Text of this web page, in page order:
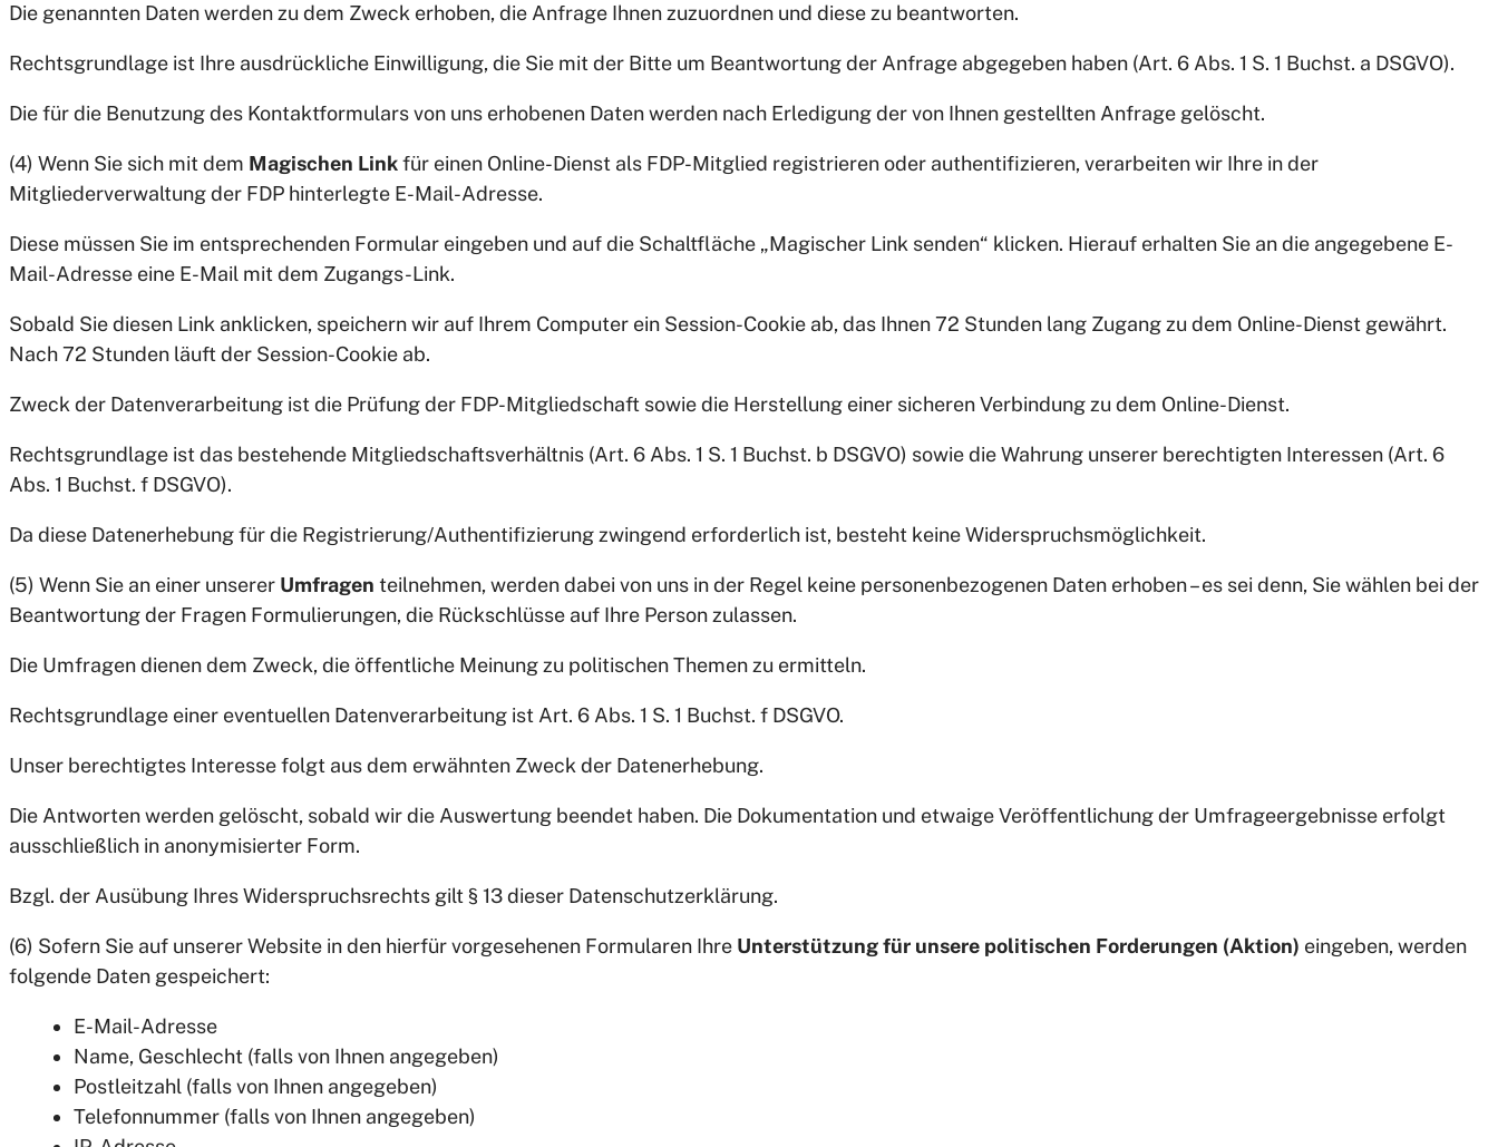
Die genannten Daten werden zu dem Zweck erhoben, die Anfrage Ihnen zuzuordnen und diese zu beantworten.
Rechtsgrundlage ist Ihre ausdrückliche Einwilligung, die Sie mit der Bitte um Beantwortung der Anfrage abgegeben haben (Art. 6 Abs. 1 S. 1 Buchst. a DSGVO).
Die für die Benutzung des Kontaktformulars von uns erhobenen Daten werden nach Erledigung der von Ihnen gestellten Anfrage gelöscht.
(4) Wenn Sie sich mit dem Magischen Linkfür einen Online-Dienst als FDP-Mitglied registrieren oder authentifizieren, verarbeiten wir Ihre in der
Mitgliederverwaltung der FDP hinterlegte E-Mail-Adresse.
Diese müssen Sie im entsprechenden Formular eingeben und auf die Schaltfläche „Magischer Link senden“ klicken. Hierauf erhalten Sie an die angegebene E-
Mail-Adresse eine E-Mail mit dem Zugangs-Link.
Sobald Sie diesen Link anklicken, speichern wir auf Ihrem Computer ein Session-Cookie ab, das Ihnen 72 Stunden lang Zugang zu dem Online-Dienst gewährt.
Nach 72 Stunden läuft der Session-Cookie ab.
Zweck der Datenverarbeitung ist die Prüfung der FDP-Mitgliedschaft sowie die Herstellung einer sicheren Verbindung zu dem Online-Dienst.
Rechtsgrundlage ist das bestehende Mitgliedschaftsverhältnis (Art. 6 Abs. 1 S. 1 Buchst. b DSGVO) sowie die Wahrung unserer berechtigten Interessen (Art. 6
Abs. 1 Buchst. f DSGVO).
Da diese Datenerhebung für die Registrierung/Authentifizierung zwingend erforderlich ist, besteht keine Widerspruchsmöglichkeit.
(5) Wenn Sie an einer unserer Umfragen teilnehmen, werden dabei von uns in der Regel keine personenbezogenen Daten erhoben – es sei denn, Sie wählen bei der
Beantwortung der Fragen Formulierungen, die Rückschlüsse auf Ihre Person zulassen.
Die Umfragen dienen dem Zweck, die öffentliche Meinung zu politischen Themen zu ermitteln.
Rechtsgrundlage einer eventuellen Datenverarbeitung ist Art. 6 Abs. 1 S. 1 Buchst. f DSGVO.
Unser berechtigtes Interesse folgt aus dem erwähnten Zweck der Datenerhebung.
Die Antworten werden gelöscht, sobald wir die Auswertung beendet haben. Die Dokumentation und etwaige Veröffentlichung der Umfrageergebnisse erfolgt
ausschließlich in anonymisierter Form.
Bzgl. der Ausübung Ihres Widerspruchsrechts gilt § 13 dieser Datenschutzerklärung.
(6) Sofern Sie auf unserer Website in den hierfür vorgesehenen Formularen Ihre Unterstützung für unsere politischen Forderungen (Aktion) eingeben, werden
folgende Daten gespeichert:
E-Mail-Adresse
Name, Geschlecht (falls von Ihnen angegeben)
Postleitzahl (falls von Ihnen angegeben)
Telefonnummer (falls von Ihnen angegeben)